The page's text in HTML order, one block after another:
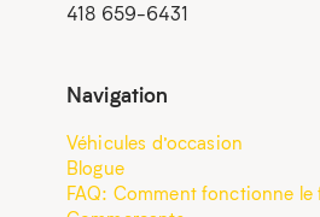
418 659-6431
Navigation
Véhicules d’occasion
Blogue
FAQ: Comment fonctionne